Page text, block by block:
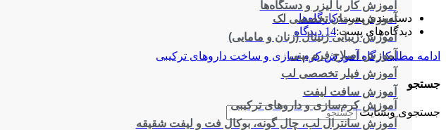
آموزش کار با لیزر و دستگاه‌ها
آموزش درمان تخصصی لک
آموزش زیبایی ژنیتال (زنان و مامایی)
آموزش اصلاح فرم بینی
آموزش فیلر تخصصی لب
آموزش سافت لیفت
آموزش کرم‌سازی و داروهای ترکیبی
آموزش سانترال لب، چال گونه، بوکال فت و لیفت شقیقه
دسته‌بندی پست:کارگاه‌ها
دیدگاه‌های پست:14 دیدگاه
ادامه مطلبکارگاه آموزش کرم سازی و ساخت داروهای ترکیبی
جستجو
جستجوی وبسایت